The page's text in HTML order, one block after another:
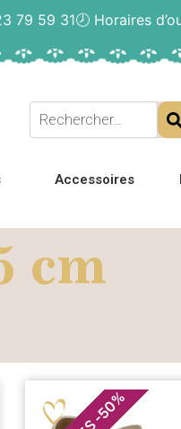
79 59 31🕗 Horaires
Accessoires
cm
-
50
%